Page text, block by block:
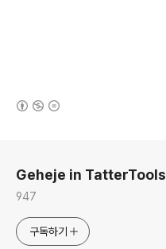
Geheje in TatterTools
947
구독하기